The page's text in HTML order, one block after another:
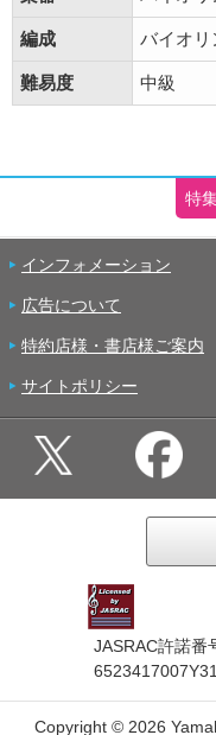
編成 バイオリ
難易度 中級
特
インフォメーション
広告について
特約店様・書店様ご案内
サイトポリシー
JASRAC許諾番
Copyright © 2026